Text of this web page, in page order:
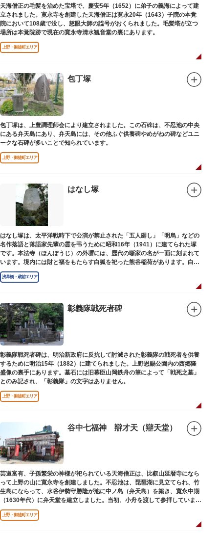
天海僧正の毛髪を治めた宝塔で、慶安5年（1652）に弟子の義海によって建
立されました。寛永寺を創建した天海僧正は寛永20年（1643）子院の本覚
院において108歳で没し、慈眼大師の諡号がおくられました。毛髪塔が立つ
場所は本覚院跡で現在の寛永寺清水観音堂の裏にあります。
上野・御徒町エリア
包丁塚
包丁塚は、上豊調理師会により建立されました。この石碑は、不忍池の中央
にある弁天島にあり、弁天島には、その他ふぐ供養碑やめがねの碑などユニ
ークな石碑が多いことで知られています。
上野・御徒町エリア
はなし塚
はなし塚は、太平洋戦時下で公演が禁止された「五人廻し」「明烏」などの
名作落語と落語家先輩の霊を弔うために昭和16年（1941）に建てられた塚
です。本法寺（ほんぽうじ）の外塀には、歴代の噺家の名が一面に刻まれて
います。境内には財と福をもたらす白狐を祀った熊谷稲荷があります。白狐
を祀った稲荷は全国に2ケ所しかない非常に珍しいものです。
浅草橋・蔵前エリア
彰義隊戦死者碑
彰義隊戦死者碑は、明治新政府に反抗して討滅された彰義隊の戦死者を供養
するために明治15年（1882）に建てられました。上野恩賜公園内の西郷隆
盛像の裏手にあります。墓石には旧幕臣山岡鉄舟の筆によって「戦死之墓」
とのみ記され、「彰義隊」の文字はありません。
上野・御徒町エリア
谷中七福神 辯才天（辯天堂）
芸道富有、子孫繁栄の神様が祀られている天海僧正は、比叡山延暦寺になら
って上野の山に寛永寺を創建しました。不忍池は、琵琶湖に見立てられ、竹
生島にならって、水谷伊勢守勝隆が池に中ノ島（弁天島）を築き、寛永中期
（1630年代）に弁天堂を建立しました。当初、小舟を渡して参拝していまし
たが、後に橋が架けられました。
上野・御徒町エリア